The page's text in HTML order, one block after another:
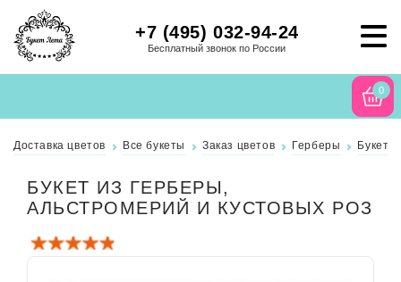
+7 (495) 032-94-24
Бесплатный звонок по России
0
Доставка цветов Все букеты Заказ цветов Герберы Букет
БУКЕТ ИЗ ГЕРБЕРЫ,
АЛЬСТРОМЕРИЙ И КУСТОВЫХ РОЗ